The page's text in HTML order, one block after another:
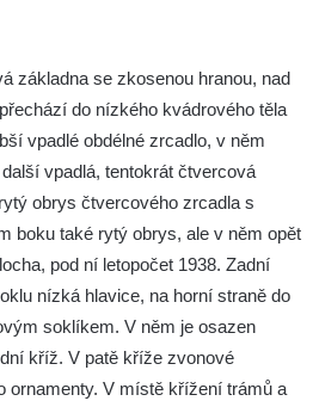
5. května a Dělnická
Újezdě
ulic Latrán a K
ve Velešíně
Václava ve Velešíně
ve Velešíně
v Římově
základna se zkosenou hranou, nad
do nízkého kvádrového těla
vpadlé obdélné zrcadlo, v něm
vpadlá, tentokrát čtvercová
obrys čtvercového zrcadla s
boku také rytý obrys, ale v něm opět
pod ní letopočet 1938. Zadní
nízká hlavice, na horní straně do
soklíkem. V něm je osazen
kříž. V patě kříže zvonové
ornamenty. V místě křížení trámů a